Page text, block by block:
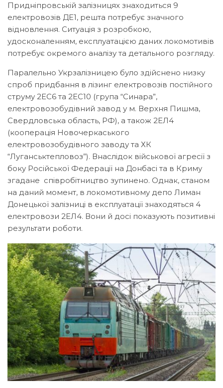
Придніпровській залізницях знаходиться 9
електровозів ДЕ1, решта потребує значного
відновлення. Ситуація з розробкою,
удосконаленням, експлуатацією даних локомотивів
потребує окремого аналізу та детального розгляду.
Паралельно Укрзалізницею було здійснено низку
спроб придбання в лізинг електровозів постійного
струму 2ЕС6 та 2ЕС10 (група “Синара”,
електровозобудівний завод у м. Верхня Пишма,
Свердловська область, РФ), а також 2ЕЛ4
(кооперація Новочеркаського
електровозобудівного заводу та ХК
“Луганськтепловоз”). Внаслідок військової агресії з
боку Російської Федерації на Донбасі та в Криму
згадане співробітництво зупинено. Однак, станом
на даний момент, в локомотивному депо Лиман
Донецької залізниці в експлуатації знаходяться 4
електровози 2ЕЛ4. Вони й досі показують позитивні
результати роботи.